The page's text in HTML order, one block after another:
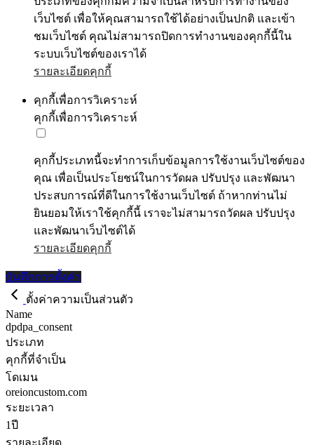
เว็บไซต์ เพื่อให้คุณสามารถใช้ได้อย่างเป็นปกติ และเข้า
ชมเว็บไซต์ คุณไม่สามารถปิดการทำงานของคุกกี้นี้ใน
ระบบเว็บไซต์ของเราได้
รายละเอียดคุกกี้
คุกกี้เพื่อการวิเคราะห์
คุกกี้เพื่อการวิเคราะห์
คุกกี้ประเภทนี้จะทำการเก็บข้อมูลการใช้งานเว็บไซต์ของ
คุณ เพื่อเป็นประโยชน์ในการวัดผล ปรับปรุง และพัฒนา
ประสบการณ์ที่ดีในการใช้งานเว็บไซต์ ถ้าหากท่านไม่
ยินยอมให้เราใช้คุกกี้นี้ เราจะไม่สามารถวัดผล ปรับปรุง
และพัฒนาเว็บไซต์ได้
รายละเอียดคุกกี้
บันทึกการตั้งค่า
ตั้งค่าความเป็นส่วนตัว
Name
dpdpa_consent
ประเภท
คุกกี้ที่จำเป็น
โดเมน
oreioncustom.com
ระยะเวลา
1ปี
รายละเอียด